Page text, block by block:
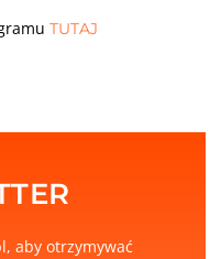
TUTAJ
aby otrzymywać